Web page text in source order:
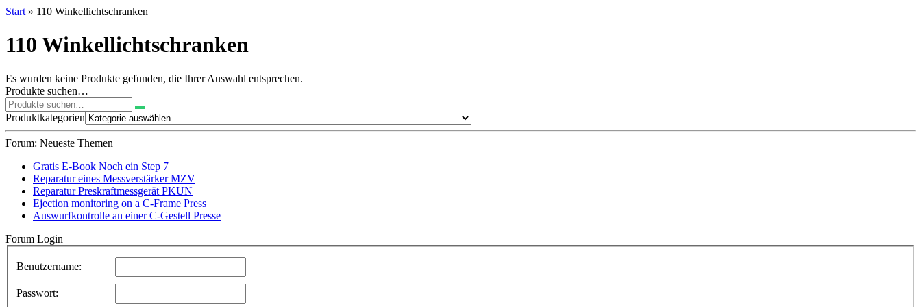
Start » 110 Winkellichtschranken
110 Winkellichtschranken
Es wurden keine Produkte gefunden, die Ihrer Auswahl entsprechen.
Produkte suchen…
Suchen
nach:
Produktkategorien
Forum: Neueste Themen
Gratis E-Book Noch ein Step 7
Reparatur eines Messverstärker MZV
Reparatur Preskraftmessgerät PKUN
Ejection monitoring on a C-Frame Press
Auswurfkontrolle an einer C-Gestell Presse
Forum Login
Benutzername:
Passwort: